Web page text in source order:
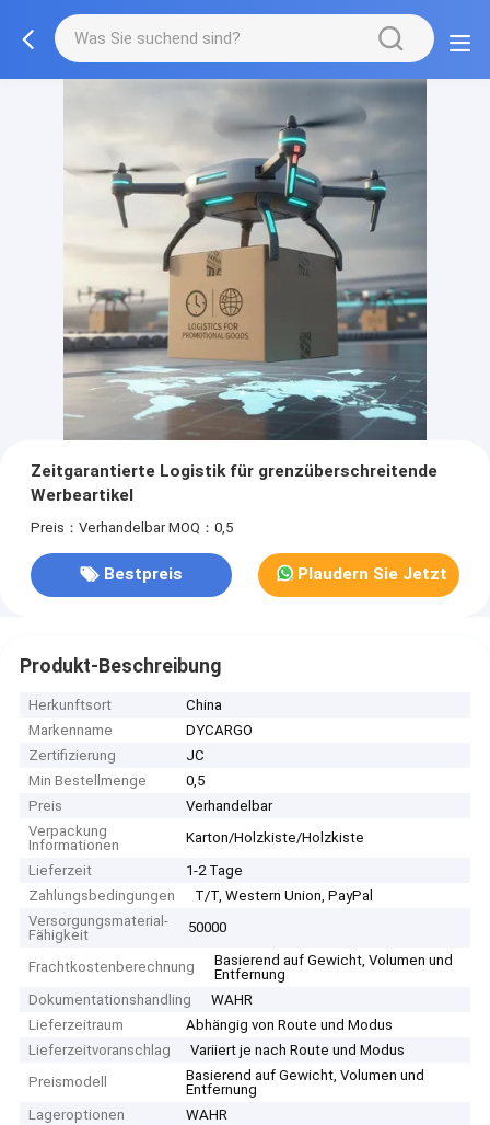
Zeitgarantierte Logistik für grenzüberschreitende
Werbeartikel
Preis：Verhandelbar MOQ：0,5
Bestpreis Plaudern Sie Jetzt
Produkt-Beschreibung
Herkunftsort
China
Markenname
DYCARGO
Zertifizierung
JC
Min Bestellmenge
0,5
Preis
Verhandelbar
Verpackung
Informationen
Karton/Holzkiste/Holzkiste
Lieferzeit
1-2 Tage
Zahlungsbedingungen
T/T, Western Union, PayPal
Versorgungsmaterial-
Fähigkeit
50000
Frachtkostenberechnung
Basierend auf Gewicht, Volumen und
Entfernung
Dokumentationshandling
WAHR
Lieferzeitraum
Abhängig von Route und Modus
Lieferzeitvoranschlag
Variiert je nach Route und Modus
Preismodell
Basierend auf Gewicht, Volumen und
Entfernung
Lageroptionen
WAHR